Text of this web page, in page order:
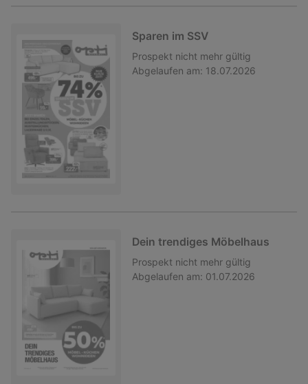
Sparen im SSV
Prospekt nicht mehr gültig
Abgelaufen am: 18.07.2026
Dein trendiges Möbelhaus
Prospekt nicht mehr gültig
Abgelaufen am: 01.07.2026